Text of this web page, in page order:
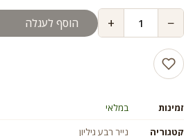
−
+ הוסף לעגלה
זמינות
במלאי
קטגוריה
נייר רבע גיליון